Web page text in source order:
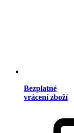
Bezplatné
vrácení zboží